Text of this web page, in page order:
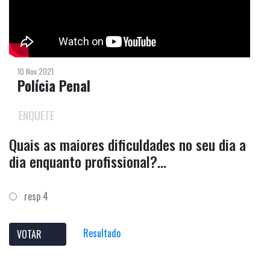
10 Nov 2021
Polícia Penal
ENQUETE
Quais as maiores dificuldades no seu dia a
dia enquanto profissional?...
resp 4
VOTAR Resultado